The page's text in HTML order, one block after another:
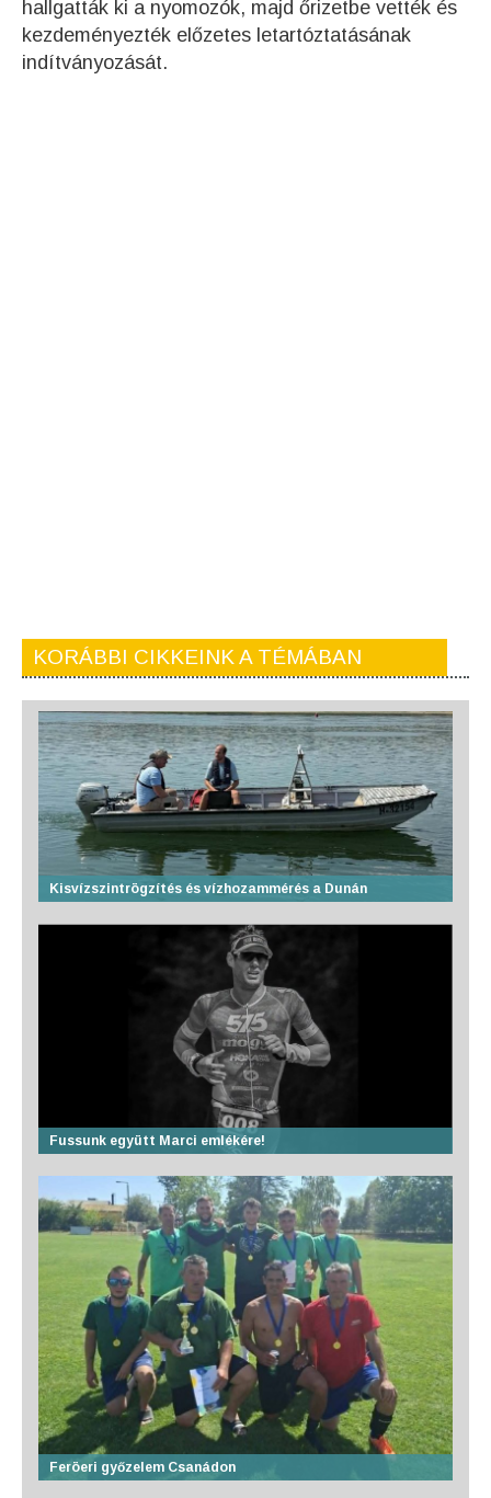
hallgatták ki a nyomozók, majd őrizetbe vették és
kezdeményezték előzetes letartóztatásának
indítványozását.
KORÁBBI CIKKEINK A TÉMÁBAN
Kisvízszintrögzítés és vízhozammérés a Dunán
Fussunk együtt Marci emlékére!
Feröeri győzelem Csanádon